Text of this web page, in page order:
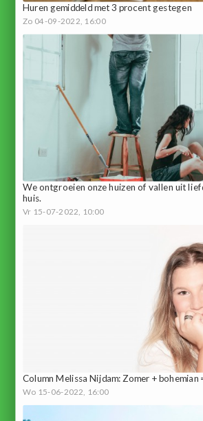
Huren gemiddeld met 3 procent gestegen
Zo 04-09-2022, 16:00
We ontgroeien onze huizen of vallen uit
huis.
Vr 15-07-2022, 10:00
Column Melissa Nijdam: Zomer + bohemian
Wo 15-06-2022, 16:00